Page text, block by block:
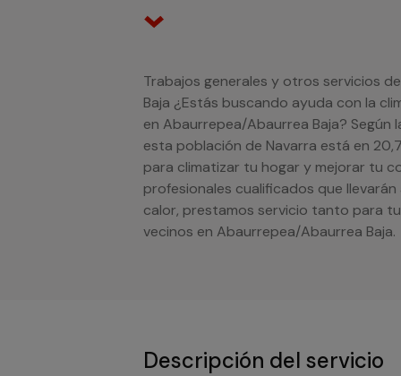
Trabajos generales y otros servicios
Baja ¿Estás buscando ayuda con la
en Abaurrepea/Abaurrea Baja? Según
esta población de Navarra está en
para climatizar tu hogar y mejorar tu
profesionales cualificados que
calor, prestamos servicio tanto para
vecinos en Abaurrepea/Abaurrea Baja.
Descripción del servicio